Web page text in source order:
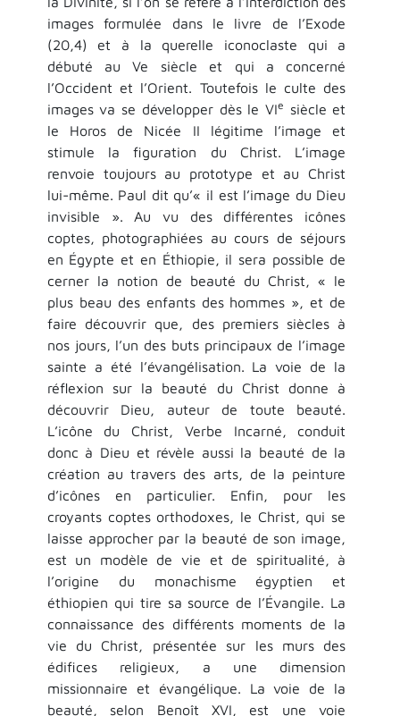
images formulée dans le livre de l’Exode
(20,4) et à la querelle iconoclaste qui a
débuté au Ve siècle et qui a concerné
l’Occident et l’Orient. Toutefois le culte des
images va se développer dès le VIe siècle et
le Horos de Nicée II légitime l’image et
stimule la figuration du Christ. L’image
renvoie toujours au prototype et au Christ
lui-même. Paul dit qu’« il est l’image du Dieu
invisible ». Au vu des différentes icônes
coptes, photographiées au cours de séjours
en Égypte et en Éthiopie, il sera possible de
cerner la notion de beauté du Christ, « le
plus beau des enfants des hommes », et de
faire découvrir que, des premiers siècles à
nos jours, l’un des buts principaux de l’image
sainte a été l’évangélisation. La voie de la
réflexion sur la beauté du Christ donne à
découvrir Dieu, auteur de toute beauté.
L’icône du Christ, Verbe Incarné, conduit
donc à Dieu et révèle aussi la beauté de la
création au travers des arts, de la peinture
d’icônes en particulier. Enfin, pour les
croyants coptes orthodoxes, le Christ, qui se
laisse approcher par la beauté de son image,
est un modèle de vie et de spiritualité, à
l’origine du monachisme égyptien et
éthiopien qui tire sa source de l’Évangile. La
connaissance des différents moments de la
vie du Christ, présentée sur les murs des
édifices religieux, a une dimension
missionnaire et évangélique. La voie de la
beauté, selon Benoît XVI, est une voie